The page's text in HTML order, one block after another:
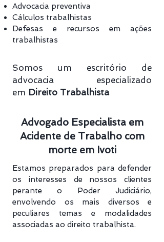
Advocacia preventiva
Cálculos trabalhistas
Defesas e recursos em ações
trabalhistas
Somos um escritório de
advocacia especializado
em Direito Trabalhista
Advogado Especialista em
Acidente de Trabalho com
morte em Ivoti
Estamos preparados para defender
os interesses de nossos clientes
perante o Poder Judiciário,
envolvendo os mais diversos e
peculiares temas e modalidades
associadas ao direito trabalhista.